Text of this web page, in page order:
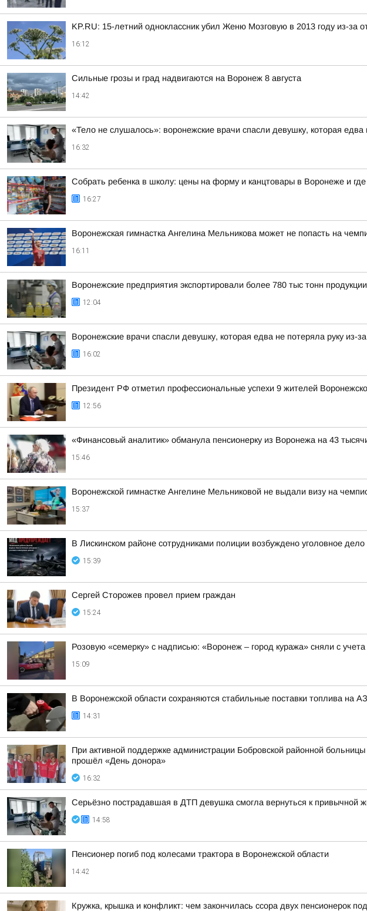
KP.RU: 15-летний одноклассник убил Женю Мозговую в 2013 году из-за
16:12
Сильные грозы и град надвигаются на Воронеж 8 августа
14:42
«Тело не слушалось»: воронежские врачи спасли девушку, которая
16:32
Собрать ребенка в школу: цены на форму и канцтовары в Воронеже и где
16:27
Воронежская гимнастка Ангелина Мельникова может не попасть на
16:11
Воронежские предприятия экспортировали более 780 тыс тонн
12:04
Воронежские врачи спасли девушку, которая едва не потеряла руку из-
16:02
Президент РФ отметил профессиональные успехи 9 жителей
12:56
«Финансовый аналитик» обманула пенсионерку из Воронежа на 43
15:46
Воронежской гимнастке Ангелине Мельниковой не выдали визу на
15:37
В Лискинском районе сотрудниками полиции возбуждено уголовное
15:39
Сергей Сторожев провел прием граждан
15:24
Розовую «семерку» с надписью: «Воронеж – город куража» сняли с учета
15:09
В Воронежской области сохраняются стабильные поставки топлива на
14:31
При активной поддержке администрации Бобровской районной
прошёл «День донора»
16:32
Серьёзно пострадавшая в ДТП девушка смогла вернуться к привычной
14:58
Пенсионер погиб под колесами трактора в Воронежской области
14:42
Кружка, крышка и конфликт: чем закончилась ссора двух пенсионерок